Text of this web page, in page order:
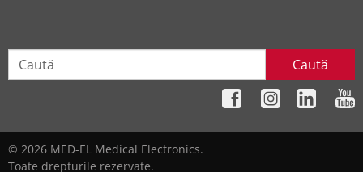
Caută
© 2026 MED-EL Medical Electronics.
Toate drepturile rezervate.